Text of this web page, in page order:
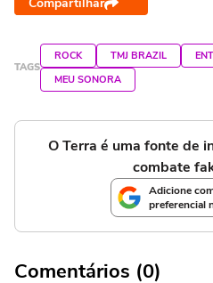
TAGS
ROCK TMJ BRAZIL
MEU SONORA
O Terra é uma fonte de
combate
Adicione
preferencial
Comentários (0)